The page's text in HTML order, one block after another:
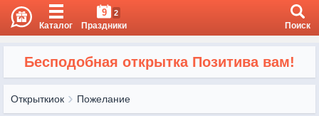
Каталог
9 2
Праздники Поиск
Бесподобная открытка Позитива вам!
Открыткиок Пожелание